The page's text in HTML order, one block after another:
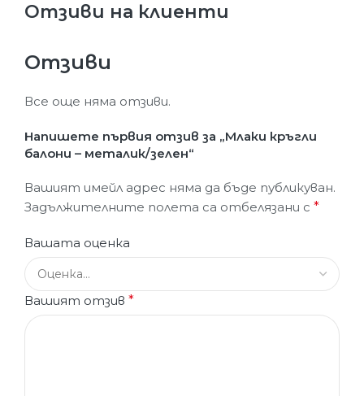
Отзиви на клиенти
Отзиви
Все още няма отзиви.
Напишете първия отзив за „Млаки кръгли
балони – металик/зелен“
Вашият имейл адрес няма да бъде публикуван.
Задължителните полета са отбелязани с *
Вашата оценка
Вашият отзив *